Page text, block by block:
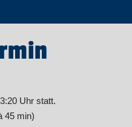
Uhr statt.
45 min)